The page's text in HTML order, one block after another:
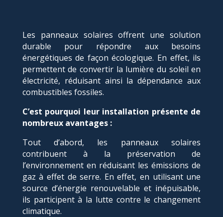
Les panneaux solaires offrent une solution
durable pour répondre aux besoins
énergétiques de façon écologique. En effet, ils
permettent de convertir la lumière du soleil en
électricité, réduisant ainsi la dépendance aux
combustibles fossiles.
C’est pourquoi leur installation présente de
nombreux avantages :
Tout d’abord, les panneaux solaires
contribuent à la préservation de
l’environnement en réduisant les émissions de
gaz à effet de serre. En effet, en utilisant une
source d’énergie renouvelable et inépuisable,
ils participent à la lutte contre le changement
climatique.